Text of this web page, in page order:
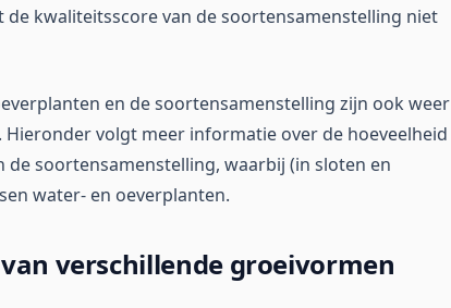
kwaliteitsscore van de soortensamenstelling niet
en de soortensamenstelling zijn ook weer
volgt meer informatie over de hoeveelheid
soortensamenstelling, waarbij (in sloten en
water- en oeverplanten.
verschillende groeivormen